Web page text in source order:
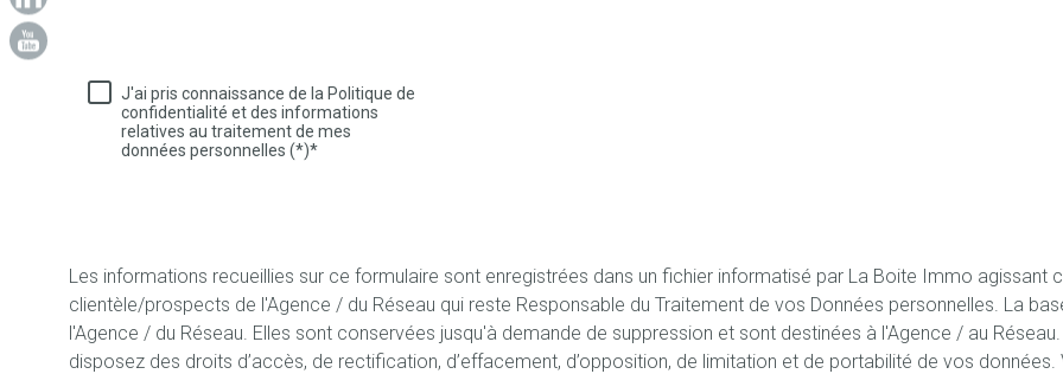
J'ai pris connaissance de la Politique de
confidentialité et des informations
relatives au traitement de mes
données personnelles (*)*
Les informations recueillies sur ce formulaire sont enregistrées dans un fichier informatisé par La Boite Immo
clientèle/prospects de l'Agence / du Réseau qui reste Responsable du Traitement de vos Données personnelles. La
l'Agence / du Réseau. Elles sont conservées jusqu'à demande de suppression et sont destinées à l'Agence / au
disposez des droits d’accès, de rectification, d’effacement, d’opposition, de limitation et de portabilité de vos